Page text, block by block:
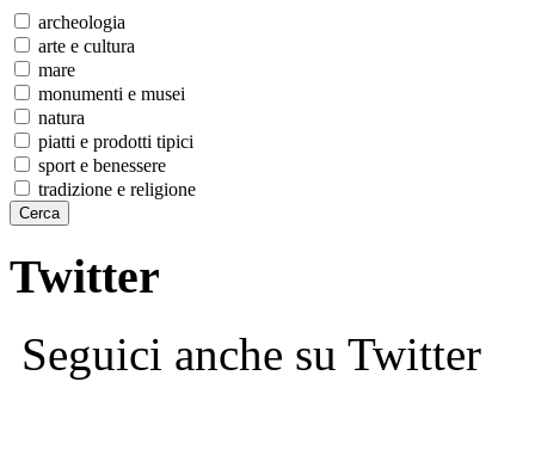
archeologia
arte e cultura
mare
monumenti e musei
natura
piatti e prodotti tipici
sport e benessere
tradizione e religione
Twitter
Seguici anche su Twitter